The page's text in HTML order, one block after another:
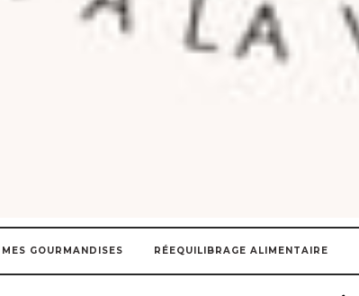
MES GOURMANDISES RÉEQUILIBRAGE ALIMENTAIRE